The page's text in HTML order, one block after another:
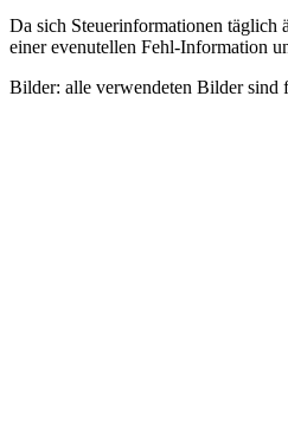
Da sich Steuerinformationen
einer evenutellen Fehl-Information
Bilder: alle verwendeten Bilder sind